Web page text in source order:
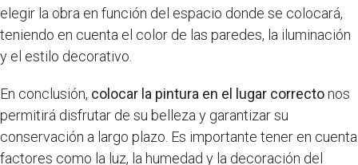
elegir la obra en función del espacio donde se colocará,
teniendo en cuenta el color de las paredes, la iluminación
y el estilo decorativo.
En conclusión, colocar la pintura en el lugar correctonos
permitirá disfrutar de su belleza y garantizar su
conservación a largo plazo. Es importante tener en cuenta
factores como la luz, la humedad y la decoración del